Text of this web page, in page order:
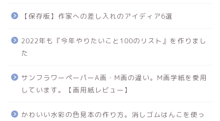
【保存版】作家への差し入れのアイディア6選
2022年も『今年やりたいこと100のリスト』を作りまし
た
サンフラワーペーパーA画・M画の違い。M画学紙を愛用
しています。【画用紙レビュー】
かわいい水彩の色見本の作り方。消しゴムはんこを使っ